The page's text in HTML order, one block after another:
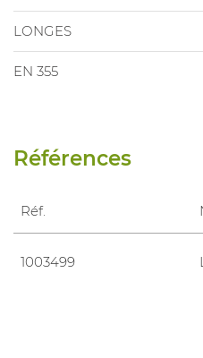
LONGES
EN 355
Références
Réf.
1003499